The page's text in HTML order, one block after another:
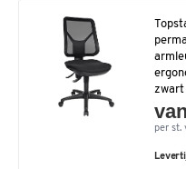
zwart
per st.